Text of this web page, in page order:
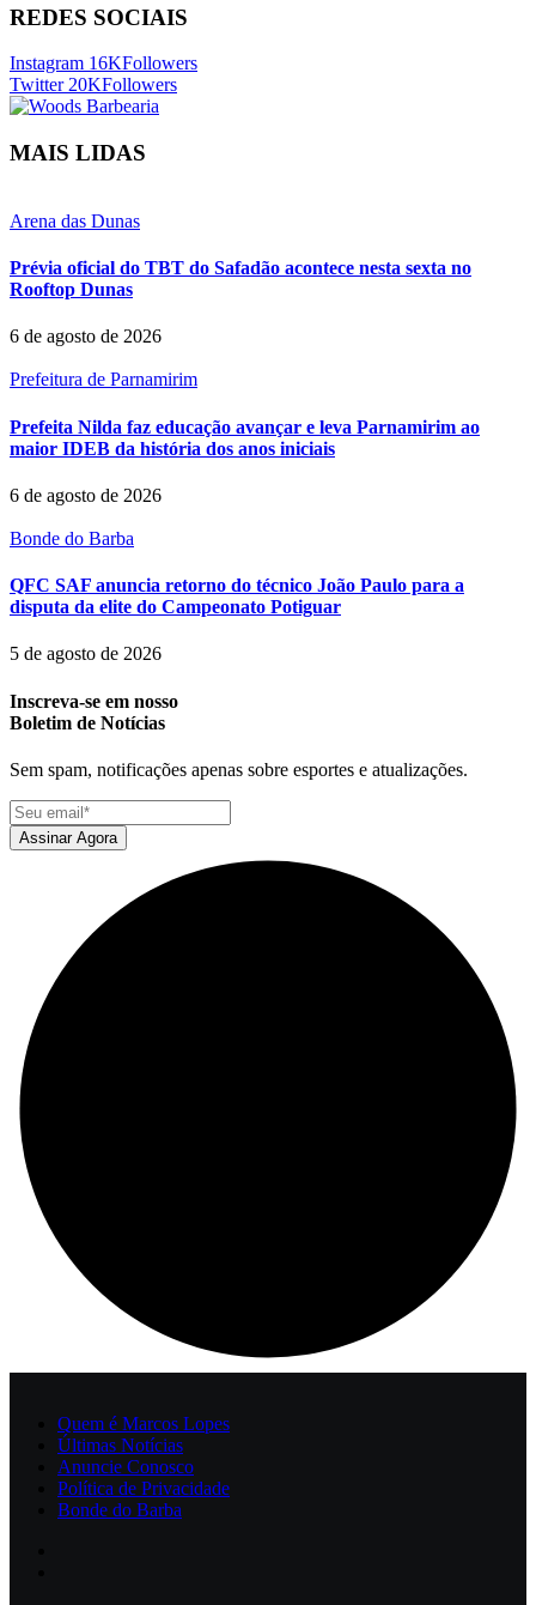
REDES SOCIAIS
Instagram 16KFollowers
Twitter 20KFollowers
MAIS LIDAS
Arena das Dunas
Prévia oficial do TBT do Safadão acontece nesta sexta no
Rooftop Dunas
6 de agosto de 2026
Prefeitura de Parnamirim
Prefeita Nilda faz educação avançar e leva Parnamirim ao
maior IDEB da história dos anos iniciais
6 de agosto de 2026
Bonde do Barba
QFC SAF anuncia retorno do técnico João Paulo para a
disputa da elite do Campeonato Potiguar
5 de agosto de 2026
Inscreva-se em nosso
Boletim de Notícias
Sem spam, notificações apenas sobre esportes e atualizações.
Assinar Agora
Quem é Marcos Lopes
Últimas Notícias
Anuncie Conosco
Política de Privacidade
Bonde do Barba